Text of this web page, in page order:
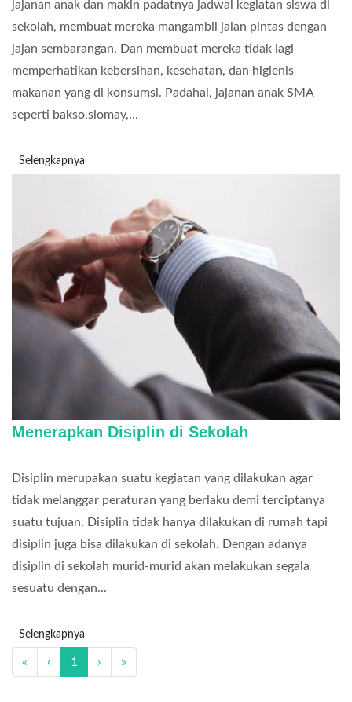
jajanan anak dan makin padatnya jadwal kegiatan siswa di
sekolah, membuat mereka mangambil jalan pintas dengan
jajan sembarangan. Dan membuat mereka tidak lagi
memperhatikan kebersihan, kesehatan, dan higienis
makanan yang di konsumsi. Padahal, jajanan anak SMA
seperti bakso,siomay,...
Selengkapnya
Menerapkan Disiplin di Sekolah
Disiplin merupakan suatu kegiatan yang dilakukan agar
tidak melanggar peraturan yang berlaku demi terciptanya
suatu tujuan. Disiplin tidak hanya dilakukan di rumah tapi
disiplin juga bisa dilakukan di sekolah. Dengan adanya
disiplin di sekolah murid-murid akan melakukan segala
sesuatu dengan...
Selengkapnya
« ‹ 1 › »